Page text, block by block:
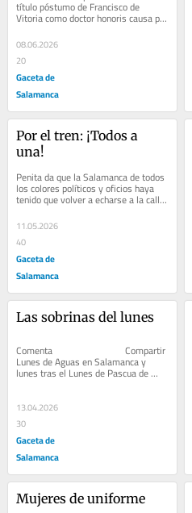
título póstumo de Francisco de
Vitoria como doctor honoris causa por
08.06.2026
20
Gaceta de
Salamanca
Por el tren: ¡Todos a
una!
Penita da que la Salamanca de todos
los colores políticos y oficios haya
tenido que volver a echarse a la calle
para reivindicar conexiones...
11.05.2026
40
Gaceta de
Salamanca
Las sobrinas del lunes
Comenta                              Compartir
Lunes de Aguas en Salamanca y
lunes tras el Lunes de Pascua de
13.04.2026
30
Gaceta de
Salamanca
Mujeres de uniforme